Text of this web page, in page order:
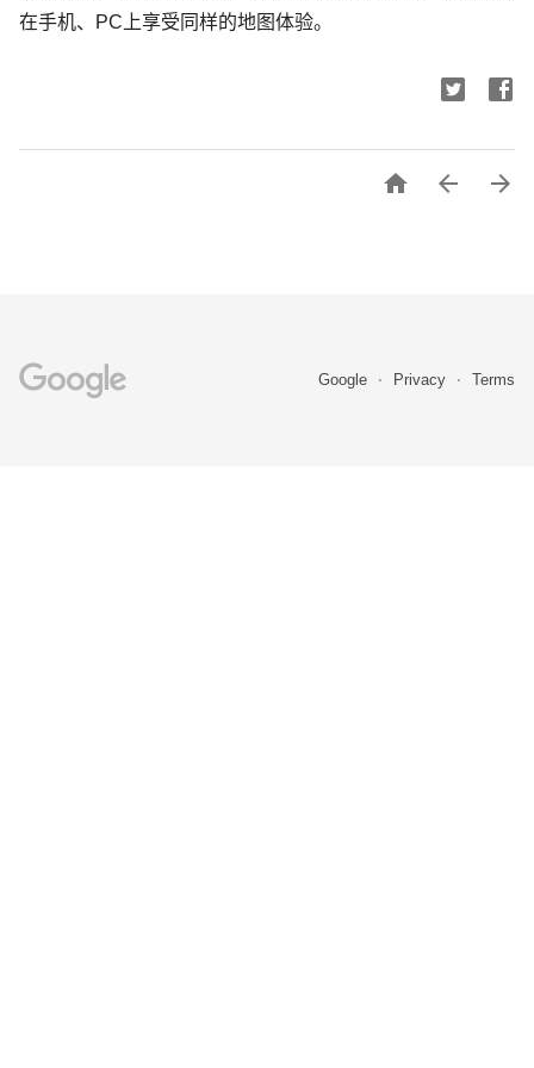
在手机、PC上享受同样的地图体验。
  
Google Privacy Terms